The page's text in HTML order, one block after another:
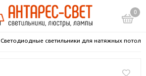
0
Светодиодные светильники для натяжных